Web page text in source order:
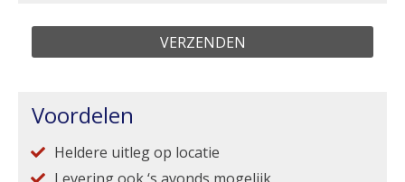
Voordelen
Heldere uitleg op locatie